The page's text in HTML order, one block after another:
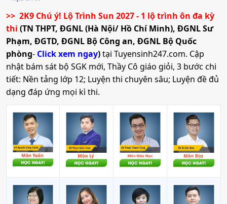
Mã ngành:7540101
•Chỉ tiêu:200
• Phương thức xét tuyển:
ĐGNL HCMĐT THPT Học Bạ Kết Hợp
• Tổ hợp:(Toán, 2 môn bất kì)
18. Đảm bảo chất lượng và an toàn thực phẩm
•Mã ngành: 7540106
• Phương thức xét tuyển:
ĐGNL HCMĐT THPT Học BạKết Hợp
>> 2K9 Chú ý! Lộ Trình Sun 2027 - 1 lộ trình ôn đa kỳ
thi (TN THPT, ĐGNL (Hà Nội/ Hồ Chí Minh), ĐGNL Sư
Phạm, ĐGTD, ĐGNL Bộ Công an, ĐGNL Bộ Quốc
phòng- Click xem ngay)tại Tuyensinh247.com. Cập
nhật bám sát bộ SGK mới, Thầy Cô giáo giỏi, 3 bước chi
tiết: Nền tảng lớp 12; Luyện thi chuyên sâu; Luyện đề đủ
dạng đáp ứng mọi kì thi.